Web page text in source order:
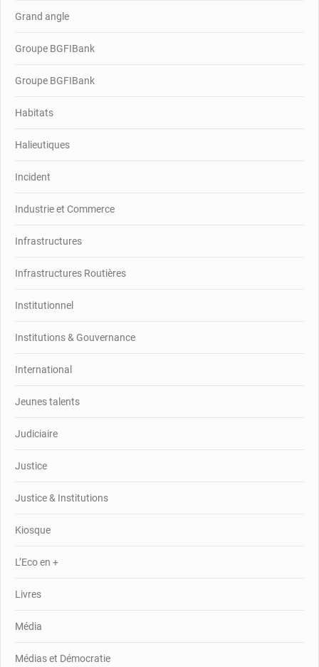
Grand angle
Groupe BGFIBank
Groupe BGFIBank
Habitats
Halieutiques
Incident
Industrie et Commerce
Infrastructures
Infrastructures Routières
Institutionnel
Institutions & Gouvernance
International
Jeunes talents
Judiciaire
Justice
Justice & Institutions
Kiosque
L’Eco en +
Livres
Média
Médias et Démocratie